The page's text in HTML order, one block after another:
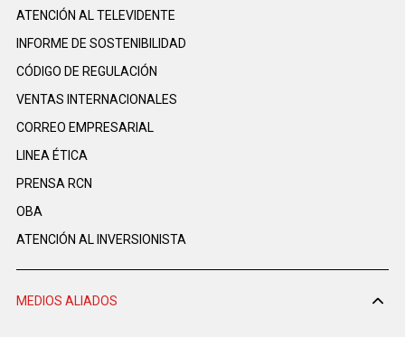
ATENCIÓN AL TELEVIDENTE
INFORME DE SOSTENIBILIDAD
CÓDIGO DE REGULACIÓN
VENTAS INTERNACIONALES
CORREO EMPRESARIAL
LINEA ÉTICA
PRENSA RCN
OBA
ATENCIÓN AL INVERSIONISTA
MEDIOS ALIADOS